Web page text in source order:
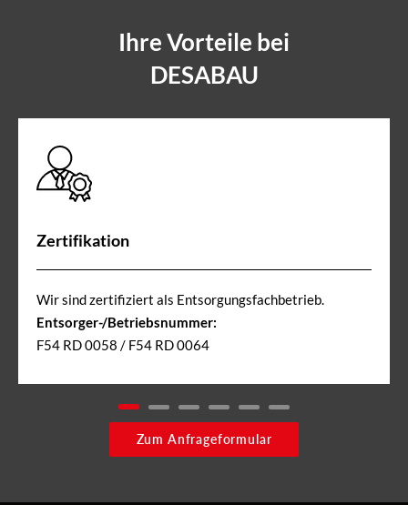
Ihre Vorteile bei
DESABAU
Zertifikation
Wir sind zertifiziert als Entsorgungsfachbetrieb.
Entsorger-/Betriebsnummer:
F54 RD 0058 / F54 RD 0064
Zum Anfrageformular